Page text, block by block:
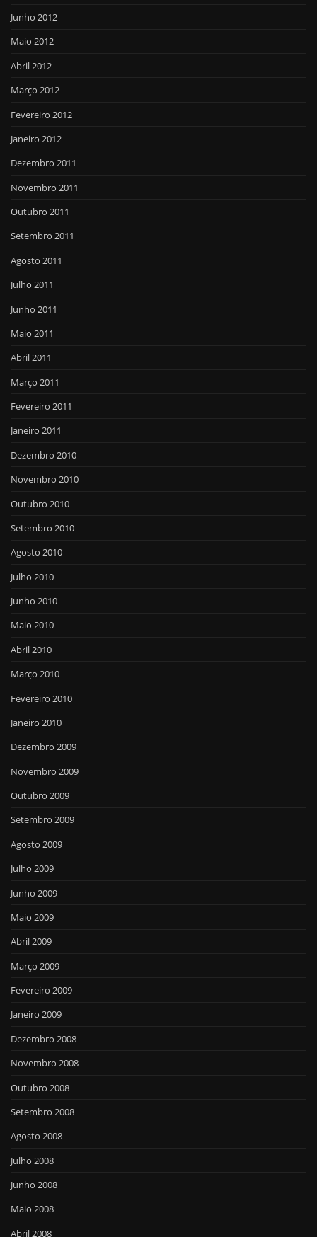
Junho 2012
Maio 2012
Abril 2012
Março 2012
Fevereiro 2012
Janeiro 2012
Dezembro 2011
Novembro 2011
Outubro 2011
Setembro 2011
Agosto 2011
Julho 2011
Junho 2011
Maio 2011
Abril 2011
Março 2011
Fevereiro 2011
Janeiro 2011
Dezembro 2010
Novembro 2010
Outubro 2010
Setembro 2010
Agosto 2010
Julho 2010
Junho 2010
Maio 2010
Abril 2010
Março 2010
Fevereiro 2010
Janeiro 2010
Dezembro 2009
Novembro 2009
Outubro 2009
Setembro 2009
Agosto 2009
Julho 2009
Junho 2009
Maio 2009
Abril 2009
Março 2009
Fevereiro 2009
Janeiro 2009
Dezembro 2008
Novembro 2008
Outubro 2008
Setembro 2008
Agosto 2008
Julho 2008
Junho 2008
Maio 2008
Abril 2008